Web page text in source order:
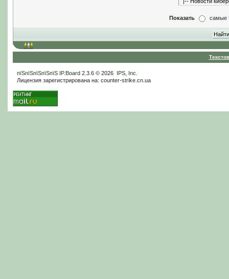
Показать самые
пїЅпїЅпїЅпїЅпїЅ IP.Board2.3.6 © 2026 IPS, Inc
Лицензия зарегистрирована на: counter-strike.cn.ua